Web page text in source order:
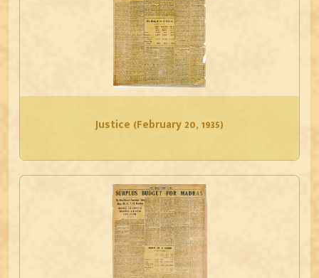
Justice (February 20, 1935)